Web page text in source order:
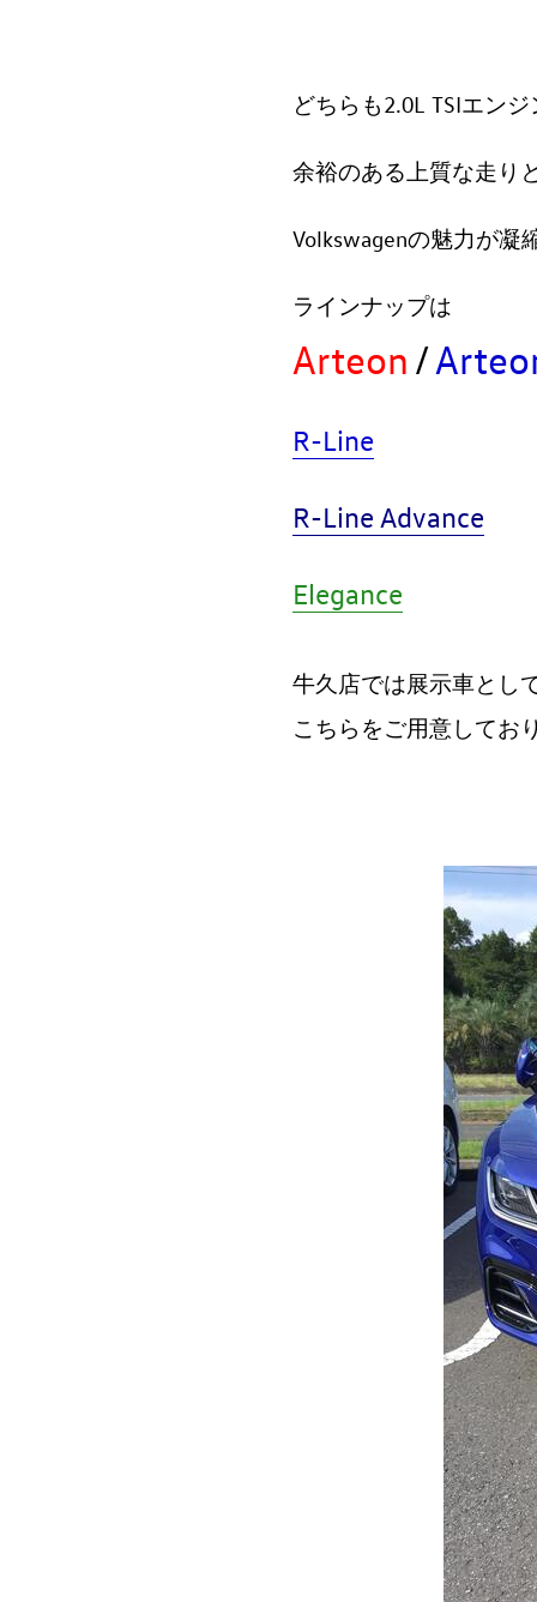
どちらも2.0L TSIエン
余裕のある上質な走り
Volkswagenの魅力が凝
ラインナップは
Arteon /
R-Line
R-Line Advance
Elegance
牛久店では展示車とし
こちらをご用意してお